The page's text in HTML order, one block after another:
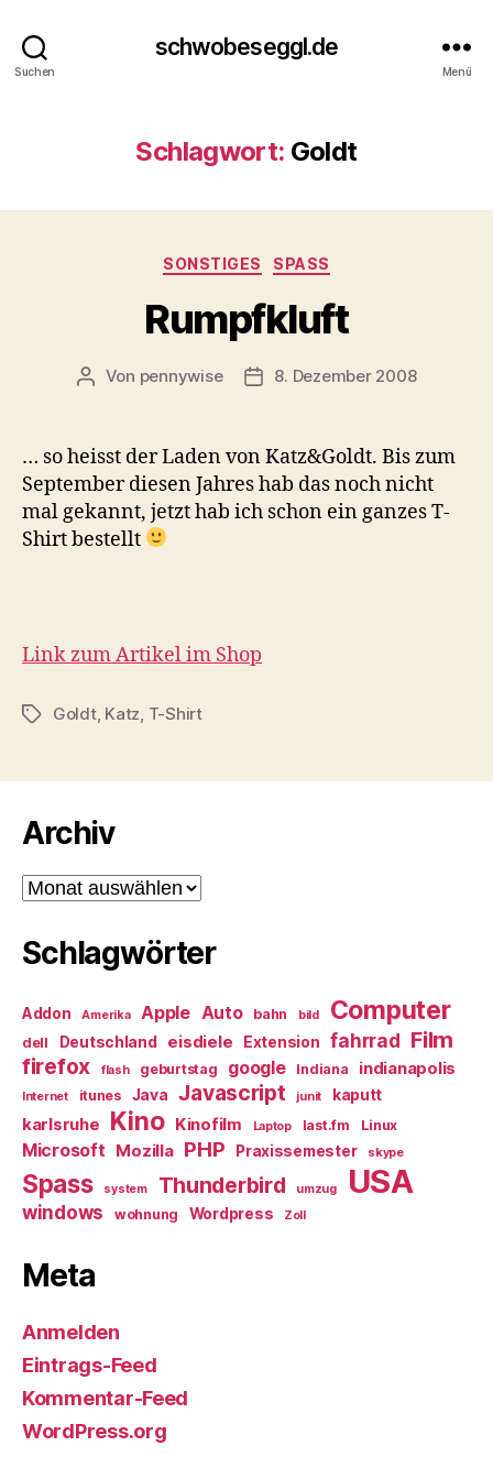
Suchen
schwobeseggl.de
Menü
Schlagwort: Goldt
Kategorien
SONSTIGES SPASS
Rumpfkluft
Beitragsautor
Von pennywise Veröffentlichungsdatum
8. Dezember 2008
… so heisst der Laden von Katz&Goldt. Bis zum
September diesen Jahres hab das noch nicht
mal gekannt, jetzt hab ich schon ein ganzes T-
Shirt bestellt
Link zum Artikel im Shop
Schlagwörter
Goldt, Katz T-Shirt
Archiv
Archiv
Schlagwörter
Addon Amerika Apple Auto bahn bild Computer
dell Deutschland eisdiele Extension fahrrad Film
firefox flash geburtstag google Indiana indianapolis
Internet itunes Java Javascript junit kaputt
karlsruhe Kino Kinofilm Laptop last.fm Linux
Microsoft Mozilla PHP Praxissemester skype
Spass system Thunderbird umzug USA
windows wohnung Wordpress Zoll
Meta
Anmelden
Eintrags-Feed
Kommentar-Feed
WordPress.org